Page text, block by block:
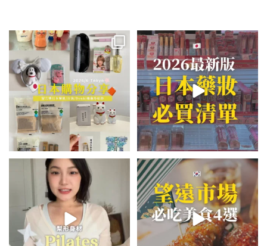
💭留言「免費」傳日本藥妝店/百
貨/機場/Donki/折價券給你...
413 43
2026🇯🇵日本藥妝店必買什麼
日本最近紅什麼？...
123 20
💭留言「美背」傳🔗給你！
🏷️#吉推韓國 🇰🇷
...
48 20
\🇰🇷韓國望遠市場4家必吃美食
😋/
💭留言「望遠市場」傳地址給你
345 59